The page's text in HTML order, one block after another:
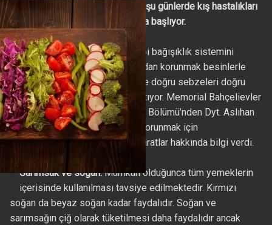
Soğuk havaların kapıyı çaldığı şu günlerde kış hastalıkları
da yavaş yavaş ortaya çıkmaya başlıyor.
Nezle, grip, soğuk algınlığı gibi bağışıklık sistemini
olumsuz etkileyen hastalıklardan korunmak besinlerle
mümkün olabiliyor. İşin sırrı ise doğru sebzeleri doğru
baharatlarla taçlandırmakta yatıyor. Memorial Bahçelievler
Hastanesi Beslenme ve Diyet Bölümü’nden Dyt. Aslıhan
Altuntaş, kış hastalıklarından korunmak için
tüketilebilecek sebze ve baharatlar hakkında bilgi verdi.
Sarımsak ve soğan:Mümkün olduğunca tüm yemeklerin
içerisinde kullanılması tavsiye edilmektedir. Kırmızı
soğan da beyaz soğan kadar faydalıdır. Soğan ve
sarımsağın çiğ olarak tüketilmesi daha faydalıdır ancak